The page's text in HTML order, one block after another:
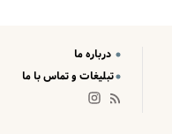
درباره ما
تبلیغات و تماس با ما